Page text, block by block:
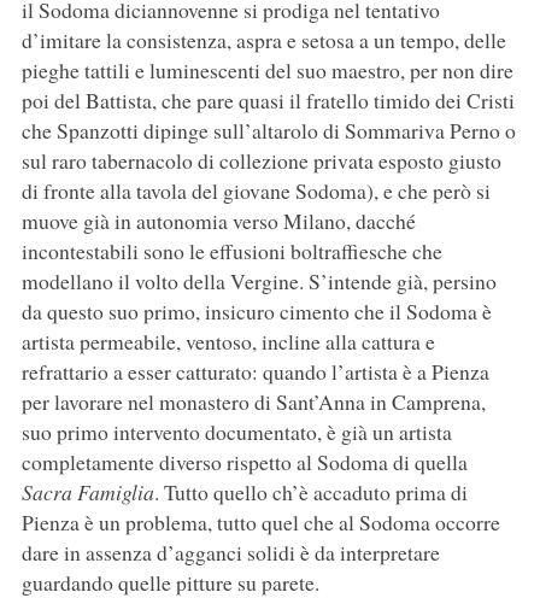
il Sodoma diciannovenne si prodiga nel tentativo
d’imitare la consistenza, aspra e setosa a un tempo, delle
pieghe tattili e luminescenti del suo maestro, per non dire
poi del Battista, che pare quasi il fratello timido dei Cristi
che Spanzotti dipinge sull’altarolo di Sommariva Perno o
sul raro tabernacolo di collezione privata esposto giusto
di fronte alla tavola del giovane Sodoma), e che però si
muove già in autonomia verso Milano, dacché
incontestabili sono le effusioni boltraffiesche che
modellano il volto della Vergine. S’intende già, persino
da questo suo primo, insicuro cimento che il Sodoma è
artista permeabile, ventoso, incline alla cattura e
refrattario a esser catturato: quando l’artista è a Pienza
per lavorare nel monastero di Sant’Anna in Camprena,
suo primo intervento documentato, è già un artista
completamente diverso rispetto al Sodoma di quella
Sacra Famiglia. Tutto quello ch’è accaduto prima di
Pienza è un problema, tutto quel che al Sodoma occorre
dare in assenza d’agganci solidi è da interpretare
guardando quelle pitture su parete.